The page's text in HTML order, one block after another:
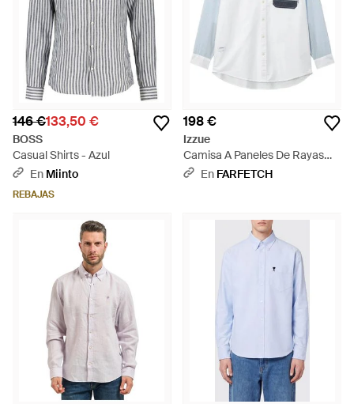
146 €133,50 €
BOSS
Casual Shirts - Azul
En Miinto
REBAJAS
198 €
Izzue
Camisa A Paneles De Rayas
Diplomáticas - Blanco
En FARFETCH